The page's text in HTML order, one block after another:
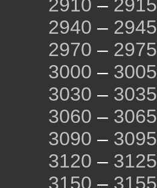
2910 – 2915
2940 – 2945
2970 – 2975
3000 – 3005
3030 – 3035
3060 – 3065
3090 – 3095
3120 – 3125
3150 – 3155